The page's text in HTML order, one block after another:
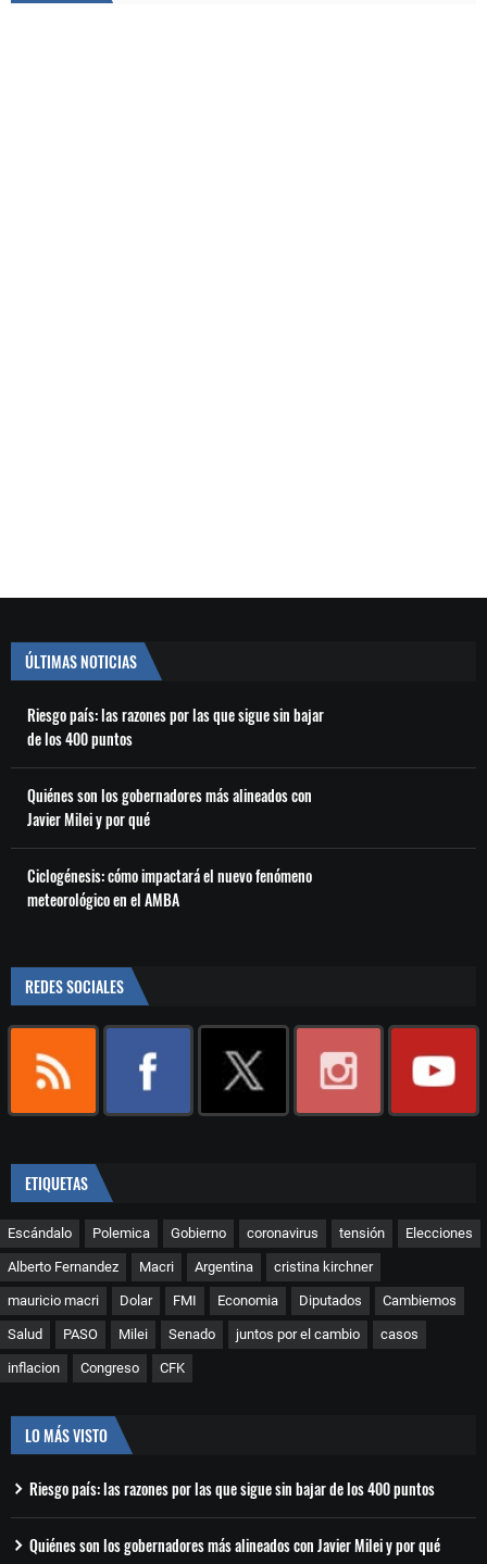
ÚLTIMAS NOTICIAS
Riesgo país: las razones por las que sigue sin bajar
de los 400 puntos
Quiénes son los gobernadores más alineados con
Javier Milei y por qué
Ciclogénesis: cómo impactará el nuevo fenómeno
meteorológico en el AMBA
REDES SOCIALES
ETIQUETAS
Escándalo Polemica Gobierno coronavirus tensión Elecciones
Alberto Fernandez Macri Argentina cristina kirchner
mauricio macri Dolar FMI Economia Diputados Cambiemos
Salud PASO Milei Senado juntos por el cambio casos
inflacion Congreso CFK
LO MÁS VISTO
Riesgo país: las razones por las que sigue sin bajar de los 400 puntos
Quiénes son los gobernadores más alineados con Javier Milei y por qué